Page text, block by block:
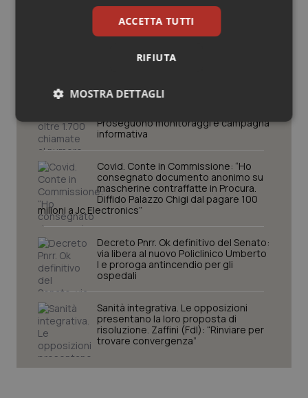
Ulcera & Reflusso
Potrebbe interessarti in
Governo e Parlamento
Caldo. Ministero: oltre 1.700 chiamate
Proseguono monitoraggi e campagna
informativa
Covid. Conte in Commissione: “Ho
consegnato documento anonimo su
mascherine contraffatte in Procura.
Diffido Palazzo Chigi dal pagare 100
milioni a Jc Electronics”
Decreto Pnrr. Ok definitivo del Senato:
via libera al nuovo Policlinico Umberto
I e proroga antincendio per gli
ospedali
Sanità integrativa. Le opposizioni
presentano la loro proposta di
risoluzione. Zaffini (FdI): “Rinviare per
trovare convergenza”
ACCETTA TUTTI
RIFIUTA
MOSTRA DETTAGLI
Necessari Statistici Marketing
Necessari
I cookie necessari contribuiscono a rendere fruibile il
sito web abilitandone funzionalità di base quali la
navigazione sulle pagine e l'accesso alle aree
protette del sito. Il sito web non è in grado di
funzionare correttamente senza questi cookie.
Nome
Fornitore/Dominio
VISITOR_PRIVACY_METADATA
YouTube
.youtube.com